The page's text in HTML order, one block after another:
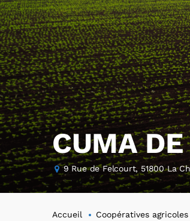
CUMA
9 Rue de Felcourt, 51800 La
Accueil Coopératives agricoles